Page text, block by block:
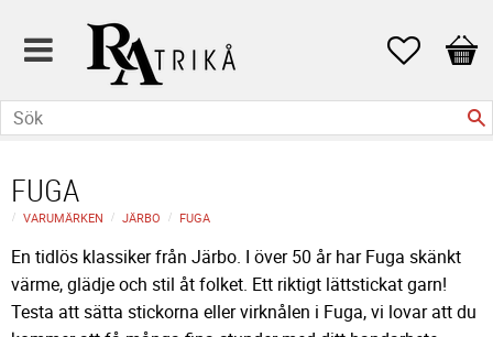
Favoriter
FUGA
VARUMÄRKEN JÄRBO FUGA
En tidlös klassiker från Järbo. I över 50 år har Fuga skänkt
värme, glädje och stil åt folket. Ett riktigt lättstickat garn!
Testa att sätta stickorna eller virknålen i Fuga, vi lovar att du